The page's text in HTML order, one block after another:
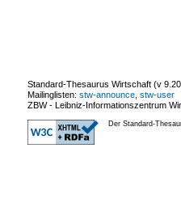
Standard-Thesaurus Wirtschaft (v 9.20
Mailinglisten: stw-announce stw-user
ZBW - Leibniz-Informationszentrum
Der Standard-